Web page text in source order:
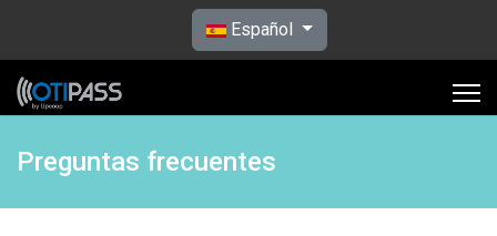
Seleccione su idioma
Español
Preguntas frecuentes